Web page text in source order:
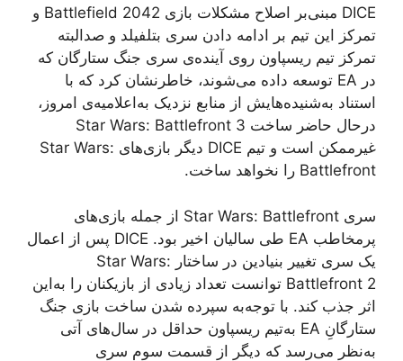
DICE مبنی‌بر اصلاح مشکلات بازی Battlefield 2042 و
تمرکز این تیم بر ادامه دادن سری بتلفیلد و صدالبته
تمرکز تیم ریسپاون روی آینده‌ی سری جنگ ستارگان که
در EA توسعه داده می‌شوند، خاطرنشان کرد که با
استناد به‌شنیده‌هایش از منابع نزدیک به‌اعلامیه‌ی امروز،
درحال حاضر ساخت Star Wars: Battlefront 3
غیرممکن است و تیم DICE دیگر بازی‌های Star Wars:
Battlefront را نخواهد ساخت.
سری Star Wars: Battlefront از جمله بازی‌های
پرمخاطب EA طی سالیان اخیر بود. DICE پس از اعمال
یک سری تغییر بنیادین در ساختار Star Wars:
Battlefront 2 توانست تعداد زیادی از بازیکنان را به‌این
اثر جذب کند. با توجه‌به سپرده شدن ساخت بازی جنگ
ستارگانِ EA به‌تیم ریسپاون حداقل در سال‌های آتی
به‌نظر می‌رسد که دیگر از قسمت سوم سری